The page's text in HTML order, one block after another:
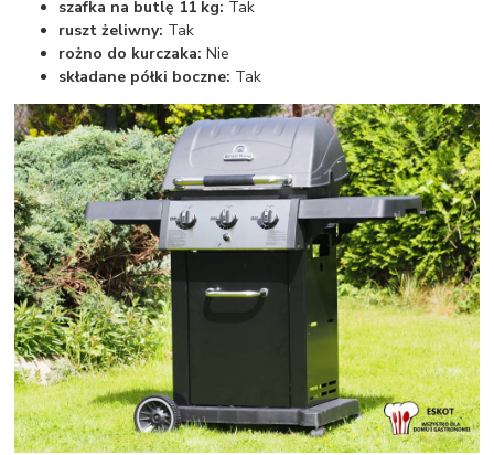
szafka na butlę 11 kg: Tak
ruszt żeliwny: Tak
rożno do kurczaka: Nie
składane półki boczne: Tak